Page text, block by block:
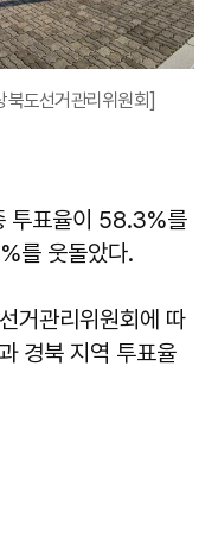
도선거관리위원회]
투표율이 58.3%를
를 웃돌았다.
거관리위원회에 따
경북 지역 투표율